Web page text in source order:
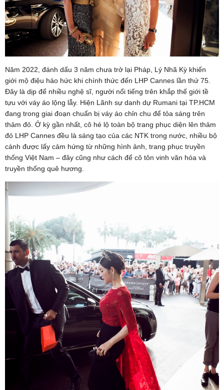
Năm 2022, đánh dấu 3 năm chưa trở lại Pháp, Lý Nhã Kỳ khiến
giới mộ điệu háo hức khi chính thức đến LHP Cannes lần thứ 75.
Đây là dịp để nhiều nghệ sĩ, người nổi tiếng trên khắp thế giới tề
tựu với váy áo lộng lẫy. Hiện Lãnh sự danh dự Rumani tại TP.HCM
đang trong giai đoạn chuẩn bị váy áo chỉn chu để tỏa sáng trên
thảm đỏ. Ở kỳ gần nhất, cô hé lộ toàn bộ trang phục diện lên thảm
đỏ LHP Cannes đều là sáng tạo của các NTK trong nước, nhiều bộ
cánh được lấy cảm hứng từ những hình ảnh, trang phục truyền
thống Việt Nam – đây cũng như cách để cô tôn vinh văn hóa và
truyền thống quê hương.